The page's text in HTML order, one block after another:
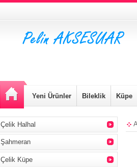
Yeni Ürünler Bileklik Küpe
Çelik Halhal
Şahmeran
Çelik Küpe